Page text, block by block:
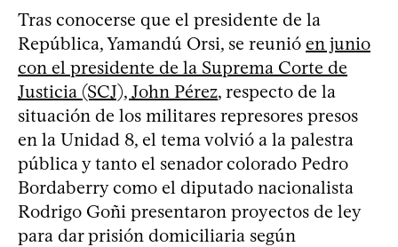
Tras conocerse que el presidente de la
República, Yamandú Orsi, se reunió en junio
con el presidente de la Suprema Corte de
Justicia (SCJ), John Pérez, respecto de la
situación de los militares represores presos
en la Unidad 8, el tema volvió a la palestra
pública y tanto el senador colorado Pedro
Bordaberry como el diputado nacionalista
Rodrigo Goñi presentaron proyectos de ley
para dar prisión domiciliaria según